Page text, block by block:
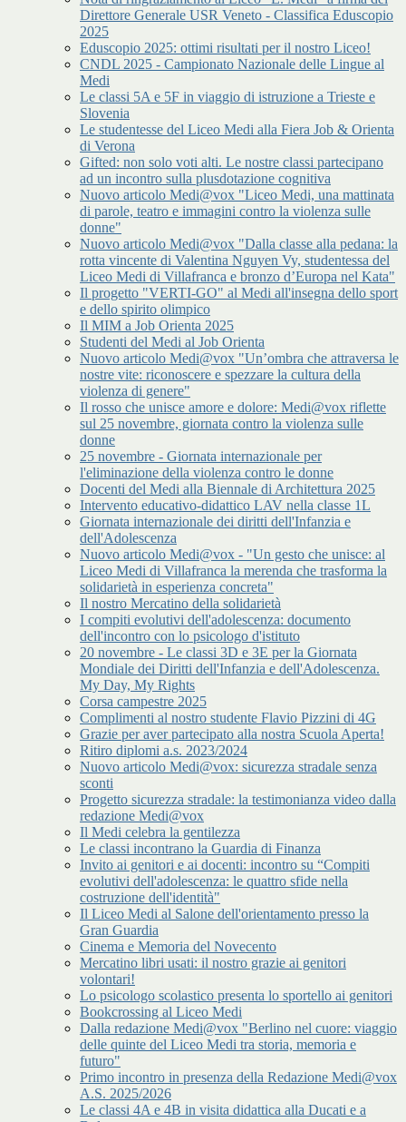
Direttore Generale USR Veneto - Classifica Eduscopio
2025
Eduscopio 2025: ottimi risultati per il nostro Liceo!
CNDL 2025 - Campionato Nazionale delle Lingue al
Medi
Le classi 5A e 5F in viaggio di istruzione a Trieste e
Slovenia
Le studentesse del Liceo Medi alla Fiera Job & Orienta
di Verona
Gifted: non solo voti alti. Le nostre classi partecipano
ad un incontro sulla plusdotazione cognitiva
Nuovo articolo Medi@vox "Liceo Medi, una mattinata
di parole, teatro e immagini contro la violenza sulle
donne"
Nuovo articolo Medi@vox "Dalla classe alla pedana: la
rotta vincente di Valentina Nguyen Vy, studentessa del
Liceo Medi di Villafranca e bronzo d’Europa nel Kata"
Il progetto "VERTI-GO" al Medi all'insegna dello sport
e dello spirito olimpico
Il MIM a Job Orienta 2025
Studenti del Medi al Job Orienta
Nuovo articolo Medi@vox "Un’ombra che attraversa le
nostre vite: riconoscere e spezzare la cultura della
violenza di genere"
Il rosso che unisce amore e dolore: Medi@vox riflette
sul 25 novembre, giornata contro la violenza sulle
donne
25 novembre - Giornata internazionale per
l'eliminazione della violenza contro le donne
Docenti del Medi alla Biennale di Architettura 2025
Intervento educativo-didattico LAV nella classe 1L
Giornata internazionale dei diritti dell'Infanzia e
dell'Adolescenza
Nuovo articolo Medi@vox - "Un gesto che unisce: al
Liceo Medi di Villafranca la merenda che trasforma la
solidarietà in esperienza concreta"
Il nostro Mercatino della solidarietà
I compiti evolutivi dell'adolescenza: documento
dell'incontro con lo psicologo d'istituto
20 novembre - Le classi 3D e 3E per la Giornata
Mondiale dei Diritti dell'Infanzia e dell'Adolescenza.
My Day, My Rights
Corsa campestre 2025
Complimenti al nostro studente Flavio Pizzini di 4G
Grazie per aver partecipato alla nostra Scuola Aperta!
Ritiro diplomi a.s. 2023/2024
Nuovo articolo Medi@vox: sicurezza stradale senza
sconti
Progetto sicurezza stradale: la testimonianza video dalla
redazione Medi@vox
Il Medi celebra la gentilezza
Le classi incontrano la Guardia di Finanza
Invito ai genitori e ai docenti: incontro su “Compiti
evolutivi dell'adolescenza: le quattro sfide nella
costruzione dell'identità"
Il Liceo Medi al Salone dell'orientamento presso la
Gran Guardia
Cinema e Memoria del Novecento
Mercatino libri usati: il nostro grazie ai genitori
volontari!
Lo psicologo scolastico presenta lo sportello ai genitori
Bookcrossing al Liceo Medi
Dalla redazione Medi@vox "Berlino nel cuore: viaggio
delle quinte del Liceo Medi tra storia, memoria e
futuro"
Primo incontro in presenza della Redazione Medi@vox
A.S. 2025/2026
Le classi 4A e 4B in visita didattica alla Ducati e a